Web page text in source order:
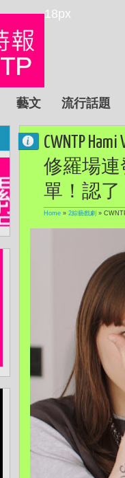
18px
藝文 流行話題
CWNTP
修羅場連
單！認了
Home » 2綜藝戲劇 »